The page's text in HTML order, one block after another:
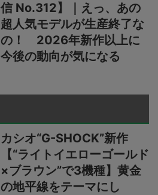
信 No.312】｜えっ、あの
超人気モデルが生産終了な
の！ 2026年新作以上に
今後の動向が気になる
カシオ“G-SHOCK”新作
【“ライトイエローゴールド
×ブラウン”で3機種】黄金
の地平線をテーマにし